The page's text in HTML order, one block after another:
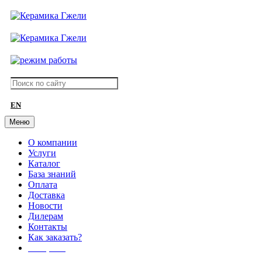
EN
Меню
О компании
Услуги
Каталог
База знаний
Оплата
Доставка
Новости
Дилерам
Контакты
Как заказать?